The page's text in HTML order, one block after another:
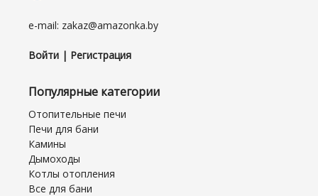
e-mail: zakaz@amazonka.by
Войти | Регистрация
Популярные категории
Отопительные печи
Печи для бани
Камины
Дымоходы
Котлы отопления
Все для бани